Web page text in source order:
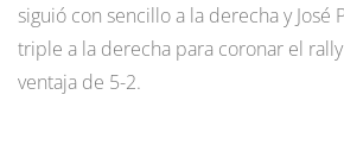
siguió con sencillo a la derecha y José
triple a la derecha para coronar el
ventaja de 5-2.